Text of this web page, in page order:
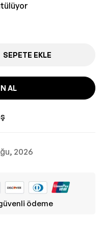
SEPETE EKLE
AL
2026
ödeme